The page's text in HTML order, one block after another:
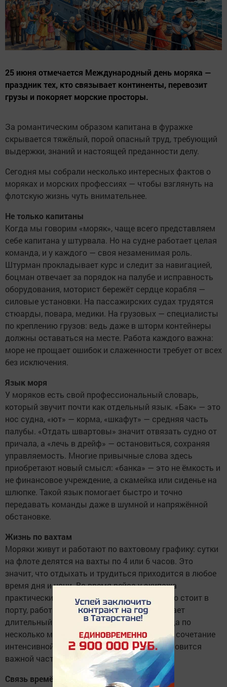
25 июня отмечается Международный день моряка —
праздник тех, кто связывает континенты, перевозит
грузы и покоряет морские просторы.
За романтическим образом капитана в фуражке
скрывается тяжёлый, порой опасный труд, требующий
выдержки, знаний и настоящей преданности делу.
Сегодня мы собрали несколько интересных фактов о
моряках и морских профессиях — чтобы взглянуть на
флотскую жизнь чуть внимательнее.
Не только капитаны
Когда мы говорим «моряк», чаще всего представляем
себе капитана у штурвала. Но на судне работает целая
команда, и у каждого — своя незаменимая роль.
Штурман прокладывает курс и следит за навигацией,
боцман отвечает за порядок на палубе и исправность
оборудования, моторист бережёт сердце корабля —
силовые установки. На пассажирских судах трудятся
стюарды, повара, медики. На грузовых — специалисты
по креплению грузов: ведь даже в шторм контейнеры
должны оставаться на месте. Работа каждого важна:
море не прощает ошибок и слаженности требует от всех
без исключения.
Язык моря
У моряков есть свой профессиональный словарь,
который звучит почти как отдельный язык. «Бак» — это
нос судна, «ют» — корма, «шкафут» — средняя часть
палубы. «Отдать швартовы» значит отвязать судно от
причала, а «лечь в дрейф» — остановиться, сохраняя
управляемость. Многие привычные слова здесь
приобретают новый смысл: «банка» — это не ёмкость и
не финансовое учреждение, а скамейка или сиденье на
шлюпке. Такой язык помогает быстро и точно
передавать команды даже в шумной и напряжённой
обстановке.
Жизнь по вахтам
Моряки живут и работают по вахтовому графику: сутки
на флоте делятся на вахты по 4 или 6 часов. Это
значит, что отдыхать и трудиться приходится в любое
время дня и ночи. Во время рейса у экипажа
практически нет выходных: даже если судно стоит в
порту, работы хватает. Зато у моряков бывает
длительный отпуск между рейсами — иногда по
несколько месяцев. Для многих именно это сочетание
интенсивной работы и долгого отдыха становится
важной частью профессии.
Связь времён